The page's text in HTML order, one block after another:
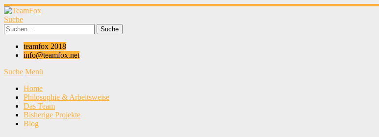
Suche
teamfox 2018
info@teamfox.net
Suche Menü
Home
Philosophie & Arbeitsweise
Das Team
Bisherige Projekte
Blog